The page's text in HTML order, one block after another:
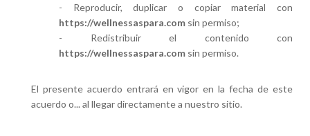
- Reproducir, duplicar o copiar material con
https://wellnessaspara.com sin permiso;
- Redistribuir el contenido con
https://wellnessaspara.com sin permiso.
El presente acuerdo entrará en vigor en la fecha de este
acuerdo o... al llegar directamente a nuestro sitio.